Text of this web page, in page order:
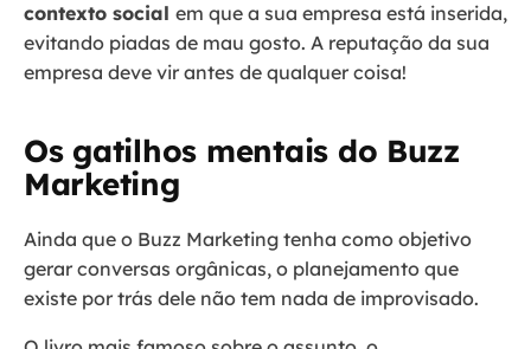
contexto social em que a sua empresa está inserida,
evitando piadas de mau gosto. A reputação da sua
empresa deve vir antes de qualquer coisa!
Os gatilhos mentais do Buzz
Marketing
Ainda que o Buzz Marketing tenha como objetivo
gerar conversas orgânicas, o planejamento que
existe por trás dele não tem nada de improvisado.